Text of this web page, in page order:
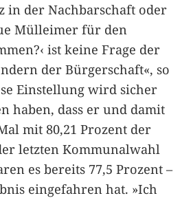
in der Nachbarschaft oder
Mülleimer für den
ist keine Frage der
der Bürgerschaft«, so
Einstellung wird sicher
haben, dass er und damit
mit 80,21 Prozent der
letzten Kommunalwahl
es bereits 77,5 Prozent –
eingefahren hat. »Ich